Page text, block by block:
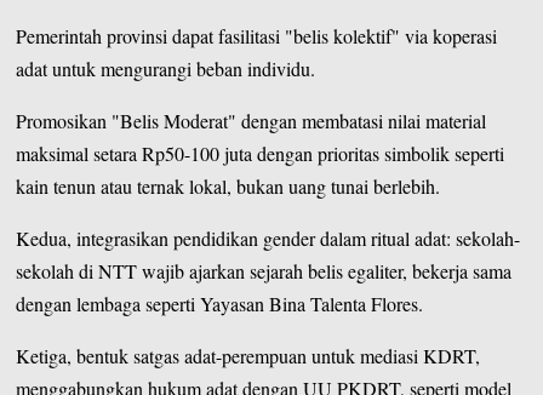
Pemerintah provinsi dapat fasilitasi "belis kolektif" via koperasi
adat untuk mengurangi beban individu.
Promosikan "Belis Moderat" dengan membatasi nilai material
maksimal setara Rp50-100 juta dengan prioritas simbolik seperti
kain tenun atau ternak lokal, bukan uang tunai berlebih.
Kedua, integrasikan pendidikan gender dalam ritual adat: sekolah-
sekolah di NTT wajib ajarkan sejarah belis egaliter, bekerja sama
dengan lembaga seperti Yayasan Bina Talenta Flores.
Ketiga, bentuk satgas adat-perempuan untuk mediasi KDRT,
menggabungkan hukum adat dengan UU PKDRT, seperti model